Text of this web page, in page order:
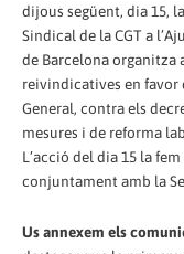
dijous següent, dia 15,
Sindical de la CGT a
de Barcelona organitza
reivindicatives en favor
General, contra els
mesures i de reforma
L’acció del dia 15 la fem
conjuntament amb la
Us annexem els